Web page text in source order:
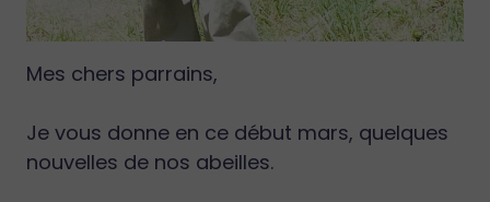
Mes chers parrains,
Je vous donne en ce début mars, quelques
nouvelles de nos abeilles.